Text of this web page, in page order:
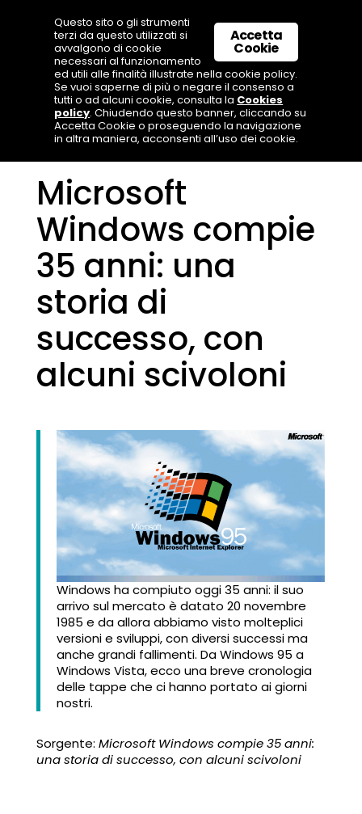
Microsoft
Windows compie
35 anni: una
storia di
successo, con
alcuni scivoloni
Windows ha compiuto oggi 35 anni: il suo
arrivo sul mercato è datato 20 novembre
1985 e da allora abbiamo visto molteplici
versioni e sviluppi, con diversi successi ma
anche grandi fallimenti. Da Windows 95 a
Windows Vista, ecco una breve cronologia
delle tappe che ci hanno portato ai giorni
nostri.
Sorgente: Microsoft Windows compie 35 anni:
una storia di successo, con alcuni scivoloni
Accetta
Cookie
Questo sito o gli strumenti
terzi da questo utilizzati si
avvalgono di cookie
necessari al funzionamento
ed utili alle finalità illustrate nella cookie policy.
Se vuoi saperne di più o negare il consenso a
tutti o ad alcuni cookie, consulta la Cookies
policy. Chiudendo questo banner, cliccando su
Accetta Cookie o proseguendo la navigazione
in altra maniera, acconsenti all’uso dei cookie.